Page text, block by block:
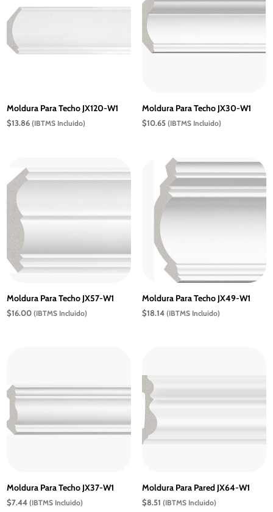
Moldura Para Techo JX120-W1
$13.86 (IBTMS Incluido)
Moldura Para Techo JX30-W1
$10.65 (IBTMS Incluido)
Moldura Para Techo JX57-W1
$16.00 (IBTMS Incluido)
Moldura Para Techo JX49-W1
$18.14 (IBTMS Incluido)
Moldura Para Techo JX37-W1
$7.44 (IBTMS Incluido)
Moldura Para Pared JX64-W1
$8.51 (IBTMS Incluido)